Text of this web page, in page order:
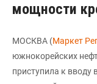
мощности
МОСКВА (Маркет
южнокорейских
приступила к